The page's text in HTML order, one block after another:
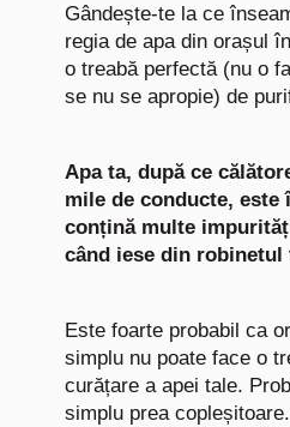
Gândește-te la ce
regia de apa din orașul
o treabă perfectă (nu o
se nu se apropie) de
Apa ta, după ce
mile de conducte, este
conțină multe
când iese din robinetul
Este foarte probabil ca
simplu nu poate face o
curățare a apei tale.
simplu prea copleșitoare.